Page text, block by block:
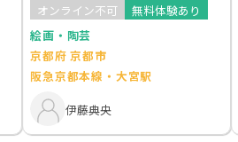
オンライン不可
無料体験あり
絵画・陶芸
京都府 京都市
阪急京都本線・大宮駅
伊藤典央